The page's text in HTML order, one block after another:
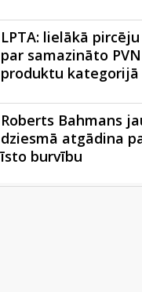
LPTA: lielākā
par samazināto
produktu kategorijā
Roberts Bahmans
dziesmā atgādina
īsto burvību